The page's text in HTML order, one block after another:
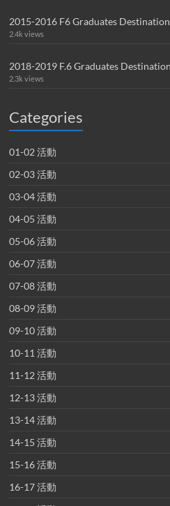
2015-2016 F6 Graduates
2.4k views
2018-2019 F.6 Graduates
2.3k views
Categories
01-02 活動
02-03 活動
03-04 活動
04-05 活動
05-06 活動
06-07 活動
07-08 活動
08-09 活動
09-10 活動
10-11 活動
11-12 活動
12-13 活動
13-14 活動
14-15 活動
15-16 活動
16-17 活動